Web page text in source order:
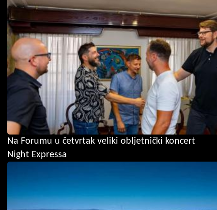
Na Forumu u četvrtak veliki obljetnički koncert
Night Expressa